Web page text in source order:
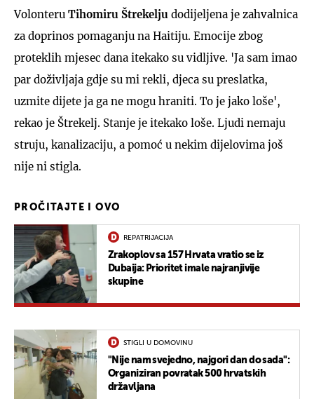
Volonteru Tihomiru Štrekelju dodijeljena je zahvalnica
za doprinos pomaganju na Haitiju. Emocije zbog
proteklih mjesec dana itekako su vidljive. 'Ja sam imao
par doživljaja gdje su mi rekli, djeca su preslatka,
uzmite dijete ja ga ne mogu hraniti. To je jako loše',
rekao je Štrekelj. Stanje je itekako loše. Ljudi nemaju
struju, kanalizaciju, a pomoć u nekim dijelovima još
nije ni stigla.
PROČITAJTE I OVO
REPATRIJACIJA
Zrakoplov sa 157 Hrvata vratio se iz
Dubaija: Prioritet imale najranjivije
skupine
STIGLI U DOMOVINU
"Nije nam svejedno, najgori dan do sada":
Organiziran povratak 500 hrvatskih
državljana